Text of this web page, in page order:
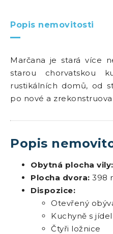
Popis nemovitosti
Marčana je stará více
starou chorvatskou
rustikálních domů, od
po nové a
Popis
Obytná plocha vily:
Plocha dvora: 398
Dispozice:
Otevřený
Kuchyně s
Čtyři ložnice